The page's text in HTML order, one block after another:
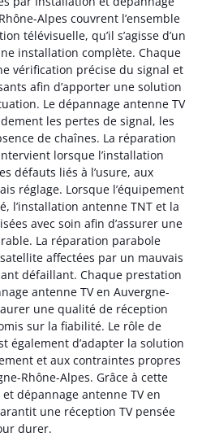
Alpes couvrent l’ensemble
télévisuelle, qu’il s’agisse d’un
installation complète. Chaque
vérification précise du signal et
afin d’apporter une solution
Le dépannage antenne TV
les pertes de signal, les
de chaînes. La réparation
lorsque l’installation
défauts liés à l’usure, aux
réglage. Lorsque l’équipement
l’installation antenne TNT et la
avec soin afin d’assurer une
La réparation parabole
affectées par un mauvais
défaillant. Chaque prestation
antenne TV en Auvergne-
une qualité de réception
sur la fiabilité. Le rôle de
également d’adapter la solution
et aux contraintes propres
Rhône-Alpes. Grâce à cette
dépannage antenne TV en
une réception TV pensée
durer.